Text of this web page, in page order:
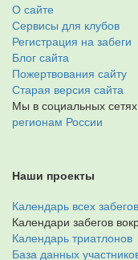
О сайте
Сервисы для клубов
Регистрация на забеги
Блог сайта
Пожертвования сайту
Старая версия сайта
Мы в социальных
регионам России
Наши проекты
Календарь всех забегов
Календари забегов
Календарь триатлонов
База данных